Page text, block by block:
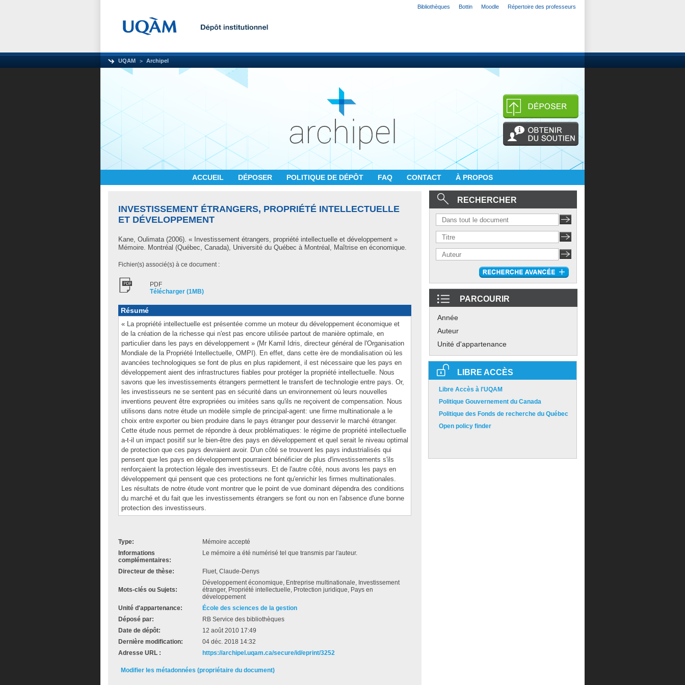
Bibliothèques Bottin Moodle Répertoire des professeurs
UQAM Archipel
ACCUEIL DÉPOSER POLITIQUE DE DÉPÔT FAQ CONTACT À PROPOS
INVESTISSEMENT ÉTRANGERS, PROPRIÉTÉ INTELLECTUELLE
ET DÉVELOPPEMENT
Kane, Oulimata(2006). « Investissement étrangers, propriété intellectuelle et développement »
Mémoire. Montréal (Québec, Canada), Université du Québec à Montréal, Maîtrise en économique.
Fichier(s) associé(s) à ce document :
PDF
Télécharger (1MB)
Résumé
« La propriété intellectuelle est présentée comme un moteur du développement économique et
de la création de la richesse qui n'est pas encore utilisée partout de manière optimale, en
particulier dans les pays en développement » (Mr Kamil Idris, directeur général de l'Organisation
Mondiale de la Propriété Intellectuelle, OMPI). En effet, dans cette ère de mondialisation où les
avancées technologiques se font de plus en plus rapidement, il est nécessaire que les pays en
développement aient des infrastructures fiables pour protéger la propriété intellectuelle. Nous
savons que les investissements étrangers permettent le transfert de technologie entre pays. Or,
les investisseurs ne se sentent pas en sécurité dans un environnement où leurs nouvelles
inventions peuvent être expropriées ou imitées sans qu'ils ne reçoivent de compensation. Nous
utilisons dans notre étude un modèle simple de principal-agent: une firme multinationale a le
choix entre exporter ou bien produire dans le pays étranger pour desservir le marché étranger.
Cette étude nous permet de répondre à deux problématiques: le régime de propriété intellectuelle
a-t-il un impact positif sur le bien-être des pays en développement et quel serait le niveau optimal
de protection que ces pays devraient avoir. D'un côté se trouvent les pays industrialisés qui
pensent que les pays en développement pourraient bénéficier de plus d'investissements s'ils
renforçaient la protection légale des investisseurs. Et de l'autre côté, nous avons les pays en
développement qui pensent que ces protections ne font qu'enrichir les firmes multinationales.
Les résultats de notre étude vont montrer que le point de vue dominant dépendra des conditions
du marché et du fait que les investissements étrangers se font ou non en l'absence d'une bonne
protection des investisseurs.
Type:
Mémoire accepté
Informations
complémentaires:
Le mémoire a été numérisé tel que transmis par l'auteur.
Directeur de thèse: Fluet, Claude-Denys
Mots-clés ou Sujets:
Développement économique, Entreprise multinationale, Investissement
étranger, Propriété intellectuelle, Protection juridique, Pays en
développement
Unité d'appartenance:
École des sciences de la gestion
Déposé par:
RB Service des bibliothèques
Date de dépôt:
12 août 2010 17:49
Dernière modification:
04 déc. 2018 14:32
Adresse URL :
https://archipel.uqam.ca/secure/id/eprint/3252
Modifier les métadonnées (propriétaire du document)
RECHERCHER
PARCOURIR
Année
Auteur
Unité d'appartenance
LIBRE ACCÈS
Libre Accès à l'UQAM
Politique Gouvernement du Canada
Politique des Fonds de recherche du Québec
Open policy finder